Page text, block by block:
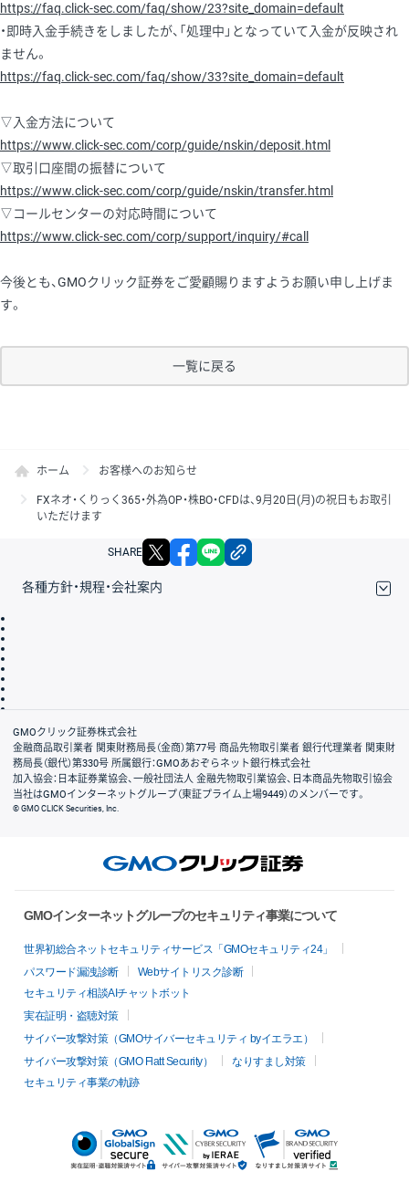
https://faq.click-sec.com/faq/show/23?site_domain=default
・即時入金手続きをしましたが、「処理中」となっていて入金が反映され
ません。
https://faq.click-sec.com/faq/show/33?site_domain=default
▽入金方法について
https://www.click-sec.com/corp/guide/nskin/deposit.html
▽取引口座間の振替について
https://www.click-sec.com/corp/guide/nskin/transfer.html
▽コールセンターの対応時間について
https://www.click-sec.com/corp/support/inquiry/#call
今後とも、GMOクリック証券をご愛顧賜りますようお願い申し上げま
す。
一覧に戻る
ホーム お客様へのお知らせ
FXネオ・くりっく365・外為OP・株BO・CFDは、9月20日(月)の祝日もお取引
いただけます
SHARE X facebook
各種方針・規程・会社案内
会社案内
GMOクリック証券株式会社
金融商品取引業者 関東財務局長（金商）第77号 商品先物取引業者 銀行代理業者 関東財
務局長（銀代）第330号 所属銀行：GMOあおぞらネット銀行株式会社
加入協会：日本証券業協会、一般社団法人 金融先物取引業協会、日本商品先物取引協会
当社はGMOインターネットグループ（東証プライム上場9449）のメンバーです。
© GMO CLICK Securities, Inc.
GMOインターネットグループのセキュリティ事業について
世界初総合ネットセキュリティサービス「GMOセキュリティ24」
パスワード漏洩診断
Webサイトリスク診断
セキュリティ相談AIチャットボット
実在証明・盗聴対策
サイバー攻撃対策（GMOサイバーセキュリティ byイエラエ）
サイバー攻撃対策（GMO Flatt Security）
なりすまし対策
セキュリティ事業の軌跡